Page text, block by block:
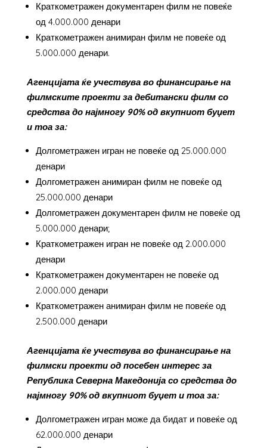
Краткометражен документарен филм не повеќе
од 4.000.000 денари
Краткометражен анимиран филм не повеќе од
5.000.000 денари.
Агенцијата ќе учествува во финансирање на
филмските проекти за дебитански филм со
средства до најмногу 90% од вкупниот буџет
и тоа за:
Долгометражен игран не повеќе од 25.000.000
денари
Долгометражен анимиран филм не повеќе од
25.000.000 денари
Долгометражен документарен филм не повеќе од
5.000.000 денари;
Краткометражен игран не повеќе од 2.000.000
денари
Краткометражен документарен не повеќе од
2.000.000 денари
Краткометражен анимиран филм не повеќе од
2.500.000 денари
Агенцијата ќе учествува во финансирање на
филмски проекти од посебен интерес за
Република Северна Македонија со средства до
најмногу 90% од вкупниот буџет и тоа за:
Долгометражен игран може да бидат и повеќе од
62.000.000 денари